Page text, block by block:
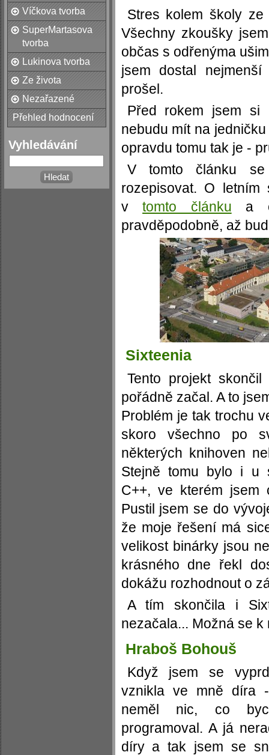
Víčkova tvorba
SuperMartasova
tvorba
Lukinova tvorba
Ze života
Nezařazené
Přehled hodnocení
Vyhledávání
Stres kolem školy
Všechny zkoušky
občas s odřenýma
jsem dostal
prošel.
Před rokem jsem si
nebudu mít na
opravdu tomu tak je -
V tomto článku
rozepisovat. O letním
vtomto článku a
pravděpodobně, až
Sixteenia
Tento projekt
pořádně začal. A to
Problém je tak trochu
skoro všechno po
některých knihoven
Stejně tomu bylo i u
C++, ve kterém jsem
Pustil jsem se do
že moje řešení má
velikost binárky jsou
krásného dne řekl
dokážu rozhodnout o
A tím skončila i
nezačala... Možná se
Hraboš Bohouš
Když jsem se
vznikla ve mně díra
neměl nic, co
programoval. A já
díry a tak jsem se